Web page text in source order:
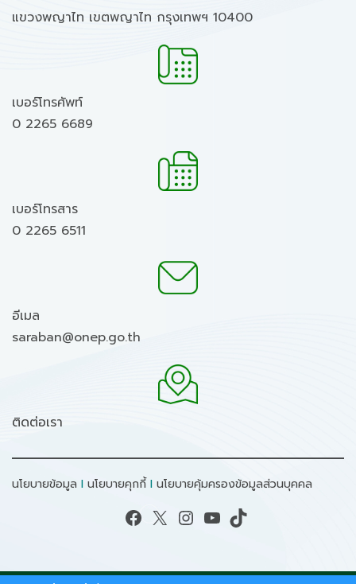
แขวงพญาไท เขตพญาไท กรุงเทพฯ 10400
เบอร์โทรศัพท์
0 2265 6689
เบอร์โทรสาร
0 2265 6511
อีเมล
saraban@onep.go.th
ติดต่อเรา
นโยบายข้อมูล I นโยบายคุกกี้ I นโยบายคุ้มครองข้อมูลส่วนบุคคล
Facebook X Instagram YouTube TikTok